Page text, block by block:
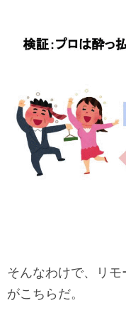
そんなわけで、リ
がこちらだ。